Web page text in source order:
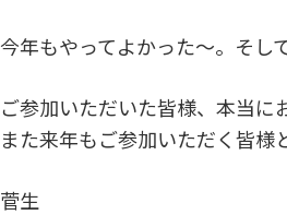
今年もやってよかった～。そし
ご参加いただいた皆様、本当に
また来年もご参加いただく皆様
菅生